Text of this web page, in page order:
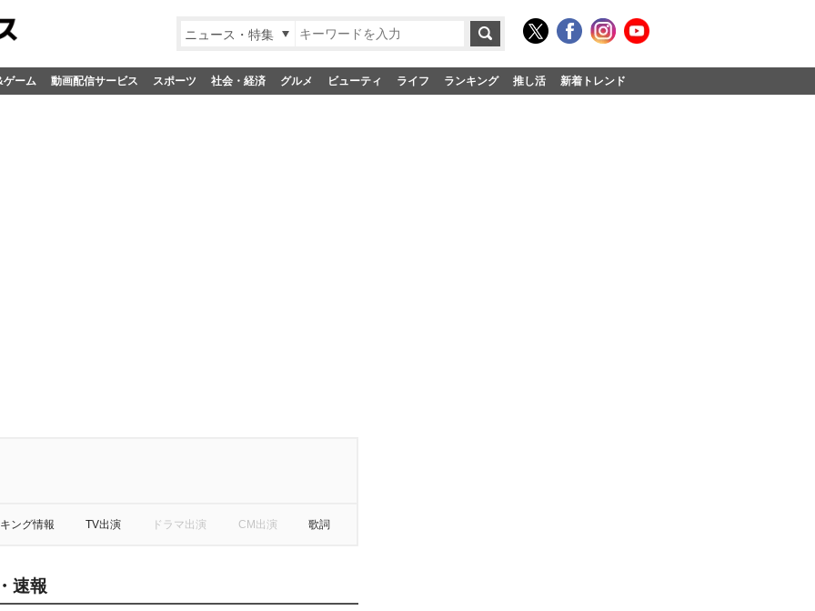
ニュース・特集
ゲーム 動画配信サービス スポーツ 社会・経済 グルメ ビューティ ライフ ランキング 推し活 新着トレンド
ング情報 TV出演 ドラマ出演 CM出演 歌詞
速報